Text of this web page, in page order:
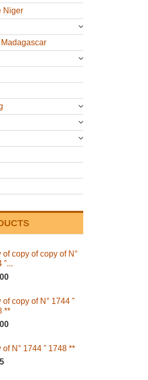
Niger
of copy of copy of N°
ˆ...
of copy of N° 1744 ˆ
**
of N° 1744 ˆ 1748 **